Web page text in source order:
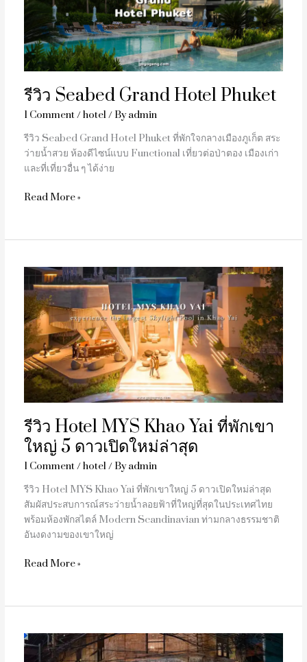
รีวิว Seabed Grand Hotel Phuket
1 Comment/hotel/ Byadmin
รีวิว Seabed Grand Hotel Phuket ที่พักใจกลางเมืองภูเก็ต สระ
ว่ายน้ำสวย ห้องดีไซน์แบบ Functional เที่ยวต่อป่าตอง เมืองเก่า
และที่เที่ยวอื่น ๆ ได้ง่าย
Read More »
รีวิว Hotel MYS Khao Yai ที่พักเขา
ใหญ่ 5 ดาวเปิดใหม่ล่าสุด
1 Comment/hotel/ Byadmin
รีวิว Hotel MYS Khao Yai ที่พักเขาใหญ่ 5 ดาวเปิดใหม่ล่าสุด
สัมผัสประสบการณ์สระว่ายน้ำลอยฟ้าที่ใหญ่ที่สุดในประเทศไทย
พร้อมห้องพักสไตล์ Modern Scandinavian ท่ามกลางธรรมชาติ
อันงดงามของเขาใหญ่
รีวิว
Hotel
MYS
Khao
Yai
ที่พัก
เขา
ใหญ่
เปิด
ใหม่
ล่าสุด
Read More »
จิ๊บ
ไทย